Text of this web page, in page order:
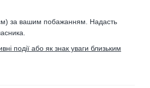
за вашим побажанням. Надасть
події або як знак уваги близьким